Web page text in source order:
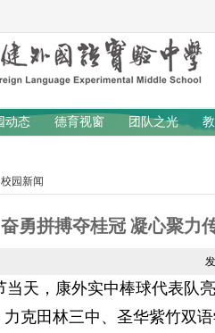
动态 德育视窗 团队之光
校园新闻
奋勇拼搏夺桂冠 凝心聚
天，康外实中棒球代表队
克田林三中、圣华紫竹双